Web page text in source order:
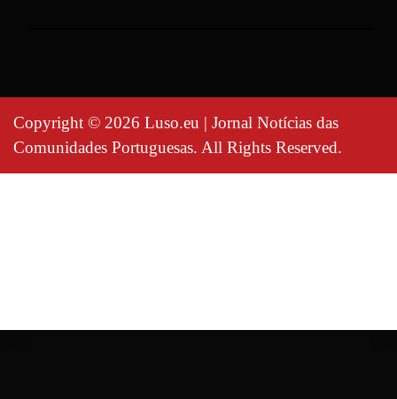
Copyright © 2026 Luso.eu | Jornal Notícias das
Comunidades Portuguesas. All Rights Reserved.